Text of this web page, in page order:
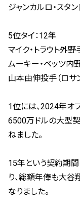
ジャンカルロ・スタ
5位タイ：12年
マイク・トラウト外野
ムーキー・ベッツ内
山本由伸投手（ロサ
1位には、2024年オ
6500万ドルの大型
ねました。
15年という契約期
り、総額年俸も大谷
なりました。